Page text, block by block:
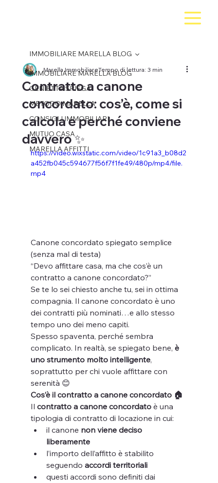
IMMOBILIARE MARELLA BLOG
GENIETTA SPIEGA
METODO MARELLA
CONSIGLI IMMOBILIARI
MUTUO CASA
MARELLA AFFITTI
IMMOBILIARE MARELLA BLOG
Contratto a canone
concordato: cos’è, come si
calcola e perché conviene
davvero ✨
Marella ImmobiliareTempo di lettura: 3 min
https://video.wixstatic.com/video/1c91a3_b08d2
a452fb045c594677f56f7f1fe49/480p/mp4/file.
mp4
Canone concordato spiegato semplice
(senza mal di testa)
“Devo affittare casa, ma che cos’è un
contratto a canone concordato?”
Se te lo sei chiesto anche tu, sei in ottima
compagnia. Il canone concordato è uno
dei contratti più nominati…e allo stesso
tempo uno dei meno capiti.
Spesso spaventa, perché sembra
complicato. In realtà, se spiegato bene, è
uno strumento molto intelligente,
soprattutto per chi vuole affittare con
serenità 😊
Cos’è il contratto a canone concordato 🏠
Il contratto a canone concordato è una
tipologia di contratto di locazione in cui:
il canone non viene deciso
liberamente
l’importo dell’affitto è stabilito
seguendo accordi territoriali
questi accordi sono definiti dai